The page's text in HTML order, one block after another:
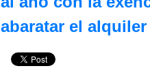
abaratar el alquiler